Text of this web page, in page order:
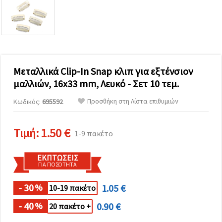
επισκεψιμότητα
και να
προβάλλουμε
πιο σχετικό
περιεχόμενο
άλλων με
τη βοήθεια
συνεργατών
μας για
Μπορείτε
συμφωνήσετε
χρησιμοποιήσετε
όλα τα
cookies
κάνοντας
κλικ στον
ιστότοπο!
Μεταλλικά Clip-In Snap κλιπ για εξτένσιον
μαλλιών, 16x33 mm, Λευκό - Σετ 10 τεμ.
Κωδικός: 695592 Προσθήκη στη Λίστα επιθυμιών
Τιμή:1.50 € 1-9 πακέτο
ΕΚΠΤΏΣΕΙΣ
ΓΙΑ ΠΟΣΌΤΗΤΑ
- 30% 10-19 πακέτο
1.05 €
- 40% 20 πακέτο + 0.90 €